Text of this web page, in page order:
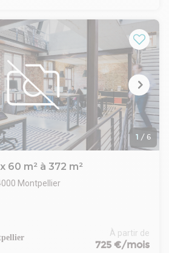
1 / 6
60 m² à 372 m²
Montpellier
propose à la location des bureaux de
intérieures et extérieures sont
places intérieures sont proposées en
À partir de
725 €/mois